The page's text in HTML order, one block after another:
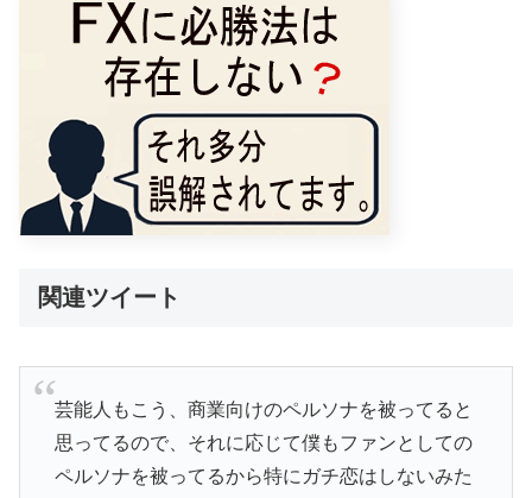
関連ツイート
芸能人もこう、商業向けのペルソナを被ってると
思ってるので、それに応じて僕もファンとしての
ペルソナを被ってるから特にガチ恋はしないみた